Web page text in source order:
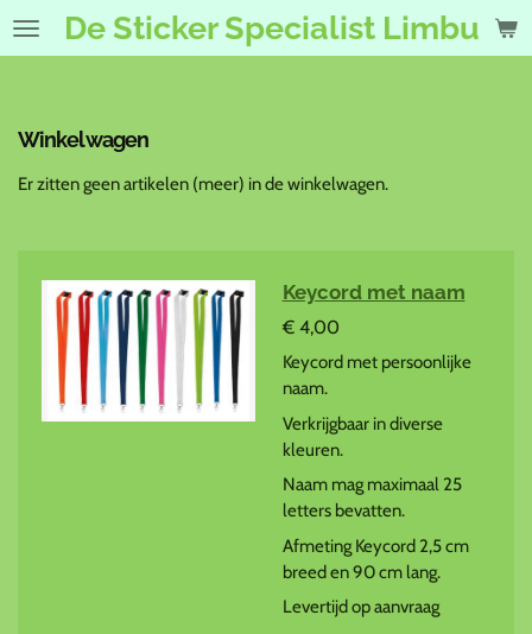
Ga
hoofdinhoud
De Sticker Specialist Limburg
Winkelwagen
Er zitten geen artikelen (meer) in de winkelwagen.
Keycord met naam
€ 4,00
Keycord met persoonlijke
naam.
Verkrijgbaar in diverse
kleuren.
Naam mag maximaal 25
letters bevatten.
Afmeting Keycord 2,5 cm
breed en 90 cm lang.
Levertijd op aanvraag